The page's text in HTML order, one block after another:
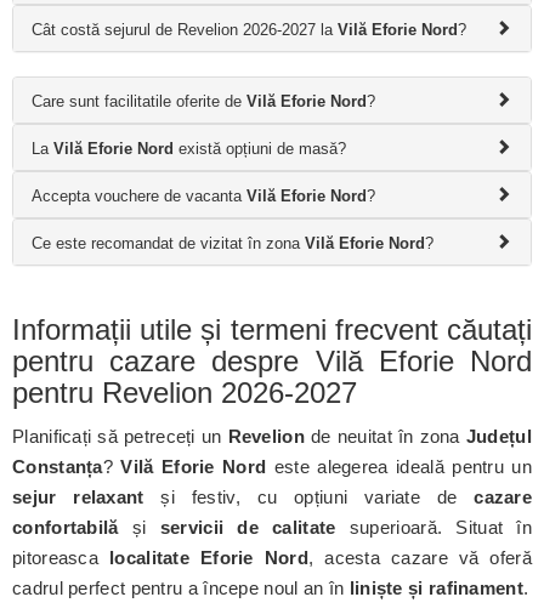
Cât costă sejurul de Revelion 2026-2027 la Vilă Eforie Nord?
Care sunt facilitatile oferite de Vilă Eforie Nord?
La Vilă Eforie Nord există opțiuni de masă?
Accepta vouchere de vacanta Vilă Eforie Nord?
Ce este recomandat de vizitat în zona Vilă Eforie Nord?
Informații utile și termeni frecvent căutați
pentru cazare despre Vilă Eforie Nord
pentru Revelion 2026-2027
Planificați să petreceți un Revelionde neuitat în zona Județul
Constanța?Vilă Eforie Nord este alegerea ideală pentru un
sejur relaxant și festiv, cu opțiuni variate decazare
confortabilăși servicii de calitate superioară. Situat în
pitoreasca localitate Eforie Nord, acesta cazare vă oferă
cadrul perfect pentru a începe noul an în liniște și rafinament.